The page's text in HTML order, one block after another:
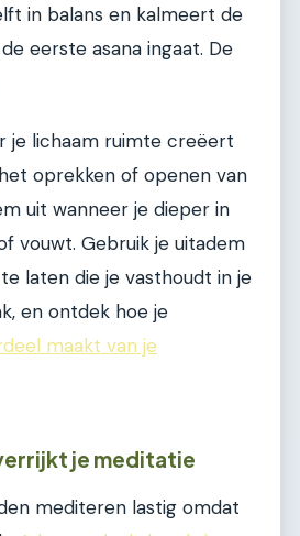
in balans en kalmeert de
eerste asana ingaat. De
je lichaam ruimte creëert
oprekken of openen van
uit wanneer je dieper in
vouwt. Gebruik je uitadem
laten die je vasthoudt in je
en ontdek hoe je
maakt van je
je meditatie
mediteren lastig omdat